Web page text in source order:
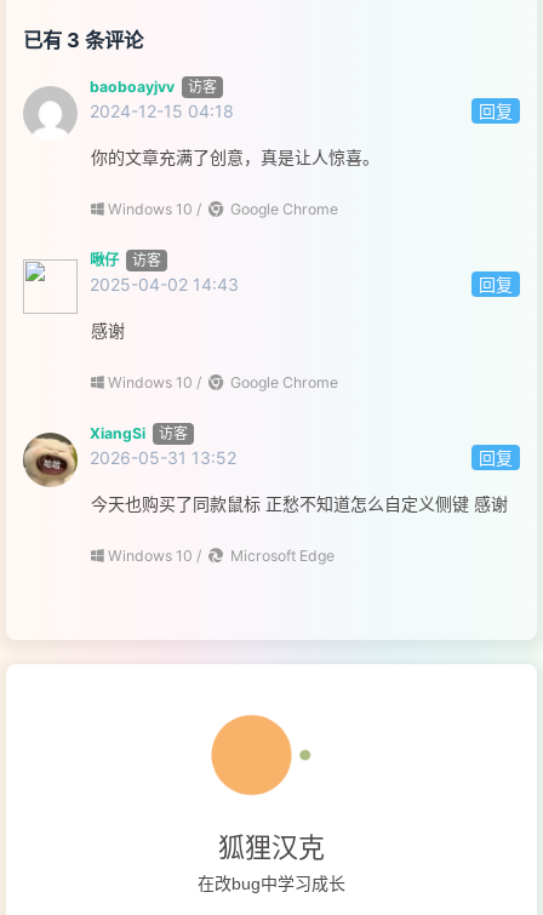
已有 3 条评论
baoboayjvv 访客
2024-12-15 04:18 回复
你的文章充满了创意，真是让人惊喜。
Windows 10 / Google Chrome
啾仔 访客
2025-04-02 14:43 回复
感谢
Windows 10 / Google Chrome
XiangSi 访客
2026-05-31 13:52 回复
今天也购买了同款鼠标 正愁不知道怎么自定义侧键 感谢
Windows 10 / Microsoft Edge
狐狸汉克
在改bug中学习成长